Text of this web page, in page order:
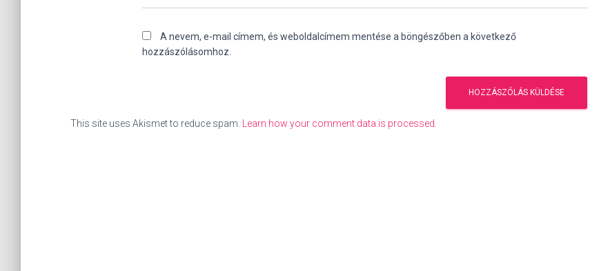
A nevem, e-mail címem, és weboldalcímem mentése a böngészőben a következő
hozzászólásomhoz.
This site uses Akismet to reduce spam. Learn how your comment data is processed.